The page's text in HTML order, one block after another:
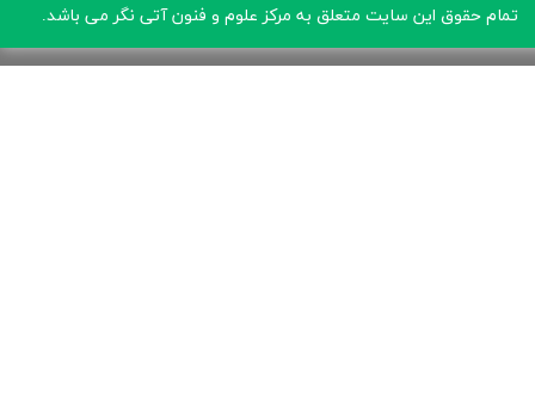
تمام حقوق این سایت متعلق به مرکز علوم و فنون آتی نگر می باشد.